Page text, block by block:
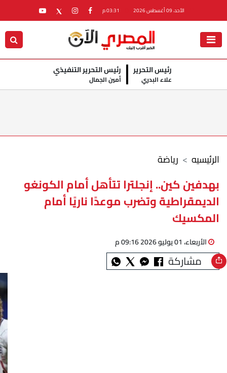
الأحد، 09 أغسطس 2026
رئيس التحرير
علاء البدري
رئيس التحرير التنفيذي
أمين الجمال
رياضة الرئيسيه
بهدفين كين.. إنجلترا تتأهل أمام الكونغو
الديمقراطية وتضرب موعدًا ناريًا أمام
المكسيك
الأربعاء، 01 يوليو 2026 09:16 م
مشاركة